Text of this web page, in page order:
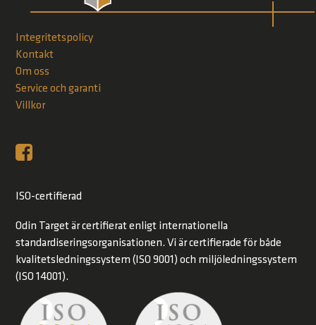
Integritetspolicy
Kontakt
Om oss
Service och garanti
Villkor
ISO-certifierad
Odin Target är certifierat enligt internationella
standardiseringsorganisationen. Vi är certifierade för både
kvalitetsledningssystem (ISO 9001) och miljöledningssystem
(ISO 14001).